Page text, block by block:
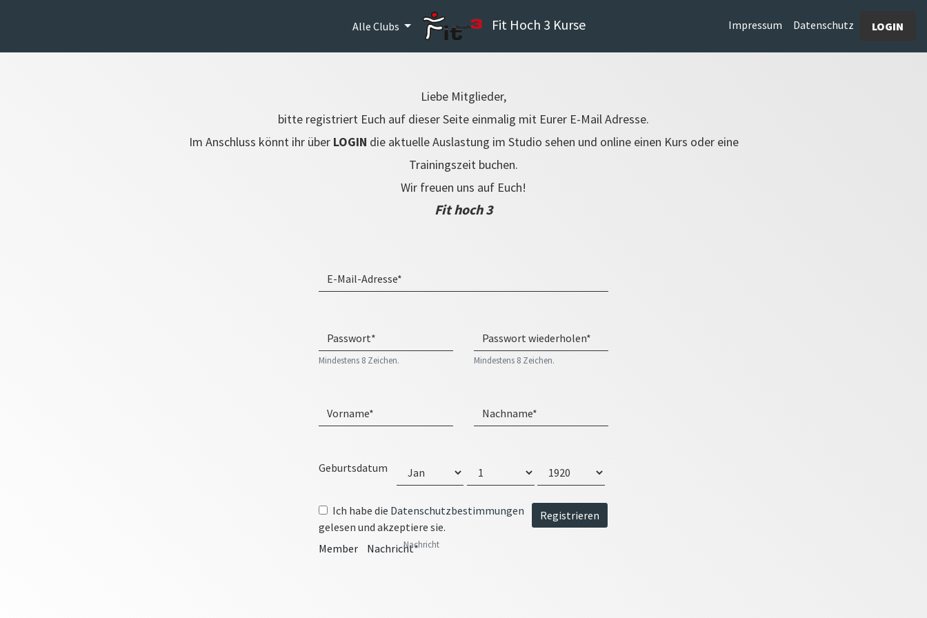
Alle Clubs Fit Hoch 3 Kurse Impressum Datenschutz LOGIN
Liebe Mitglieder,
bitte registriert Euch auf dieser Seite einmalig mit Eurer E-Mail Adresse.
Im Anschluss könnt ihr über LOGIN die aktuelle Auslastung im Studio sehen und online einen Kurs oder eine
Trainingszeit buchen.
Wir freuen uns auf Euch!
Fit hoch 3
Mindestens 8 Zeichen. Mindestens 8 Zeichen.
Geburtsdatum
Year
Month
Day
Ich habe die Datenschutzbestimmungen
gelesen und akzeptiere sie.
Registrieren
Member Nachricht*Nachricht